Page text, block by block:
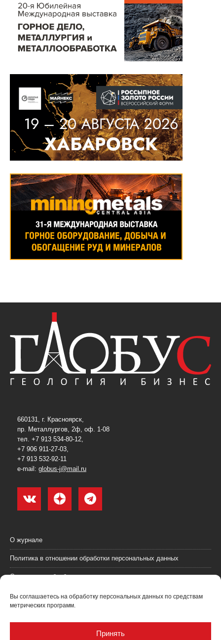
Вы соглашаетесь на обработку персональных данных по средствам
метрических программ.
Принять
660131, г. Красноярск,
пр. Металлургов, 2ф, оф. 1-08
тел. +7 913 534-80-12,
+7 906 911-27-03,
+7 913 532-92-11
e-mail: globus-j@mail.ru
О журнале
Политика в отношении обработки персональных данных
Согласие на обработку персональных данных
Пользовательское соглашение (оферта)